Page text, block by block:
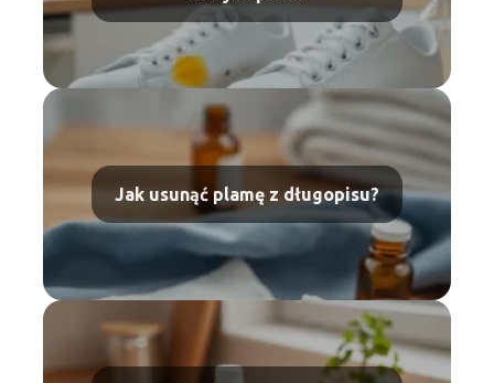
Jak usunąć plamę z długopisu?